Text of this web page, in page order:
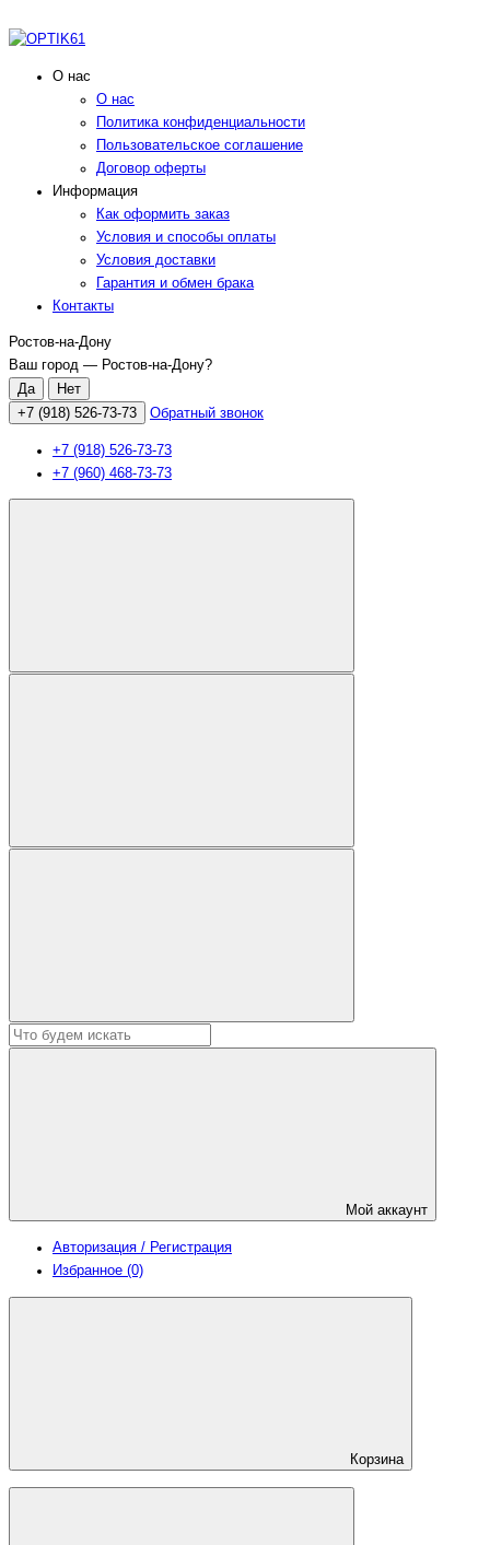
О нас
О нас
Политика конфиденциальности
Пользовательское соглашение
Договор оферты
Информация
Как оформить заказ
Условия и способы оплаты
Условия доставки
Гарантия и обмен брака
Контакты
Ростов-на-Дону
Ваш город — Ростов-на-Дону?
+7 (918) 526-73-73 Обратный звонок
+7 (918) 526-73-73
+7 (960) 468-73-73
Мой аккаунт
Авторизация / Регистрация
Избранное (0)
Корзина